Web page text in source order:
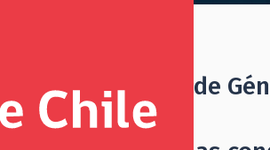
de Indicadores de